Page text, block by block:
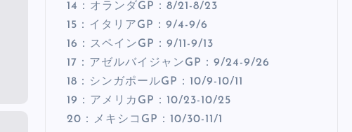
14：オランダGP：8/21-8/23
15：イタリアGP：9/4-9/6
16：スペインGP：9/11-9/13
17：アゼルバイジャンGP：9/24-9/26
18：シンガポールGP：10/9-10/11
19：アメリカGP：10/23-10/25
20：メキシコGP：10/30-11/1